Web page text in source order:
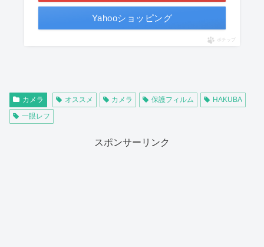
Yahooショッピング
ポチップ
カメラ オススメ カメラ 保護フィルム
HAKUBA
一眼レフ
スポンサーリンク